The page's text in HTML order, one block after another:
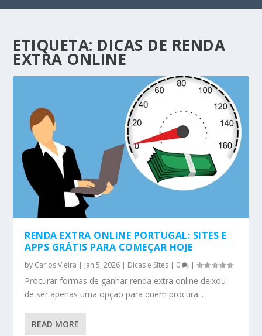
ETIQUETA: DICAS DE RENDA
EXTRA ONLINE
RENDA EXTRA ONLINE PORTUGAL: SITES E
APPS GRÁTIS PARA COMEÇAR HOJE
by Carlos Vieira | Jan 5, 2026 | Dicas e Sites | 0 |
Procurar formas de ganhar renda extra online deixou
de ser apenas uma opção para quem procura...
READ MORE